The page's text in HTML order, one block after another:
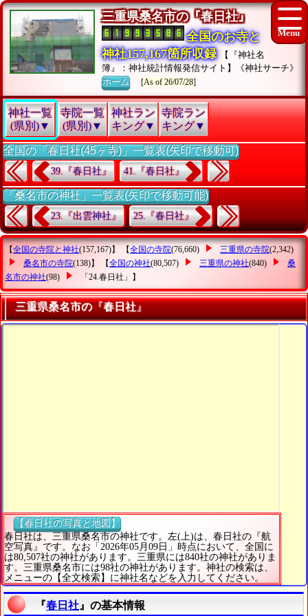
三重県桑名市の『春日社』
全国のお寺と
神社157,167箇所収録
【『神社名
簿』：神社統計情報発信サイト】《神社サーチ》
ホーム
[As of 26/07/28]
神社一覧
(県別)▼
寺院一覧
(県別)▼
神社ラン
キング▼
寺院ラン
キング▼
全国の「春日社(45ヶ寺)」一覧表(矢印で移動可)
39.『春日社』 41.『春日社』
「桑名市の神社」一覧表(矢印で移動可能)
23.『出雲神社』 25.『春日社』
【全国の寺院と神社(157,167)】 【全国の寺院(76,660) 三重県の寺院(2,342)
桑名市の寺院(138)】 【全国の神社(80,507) 三重県の神社(840)
桑
名市の神社(98) 「24.春日社」 】
三重県桑名市の『春日社』
【春日社の写真と地図】
春日社は、三重県桑名市の神社です。左(上)は、春日社の『航
空写真』です。なお「2026年05月09日」時点において、全国に
は80,507社の神社があります。三重県には840社の神社がありま
す。三重県桑名市には98社の神社があります。神社の検索は、
メニューの【全文検索】に神社名などを入力してください。
『春日社 』の基本情報